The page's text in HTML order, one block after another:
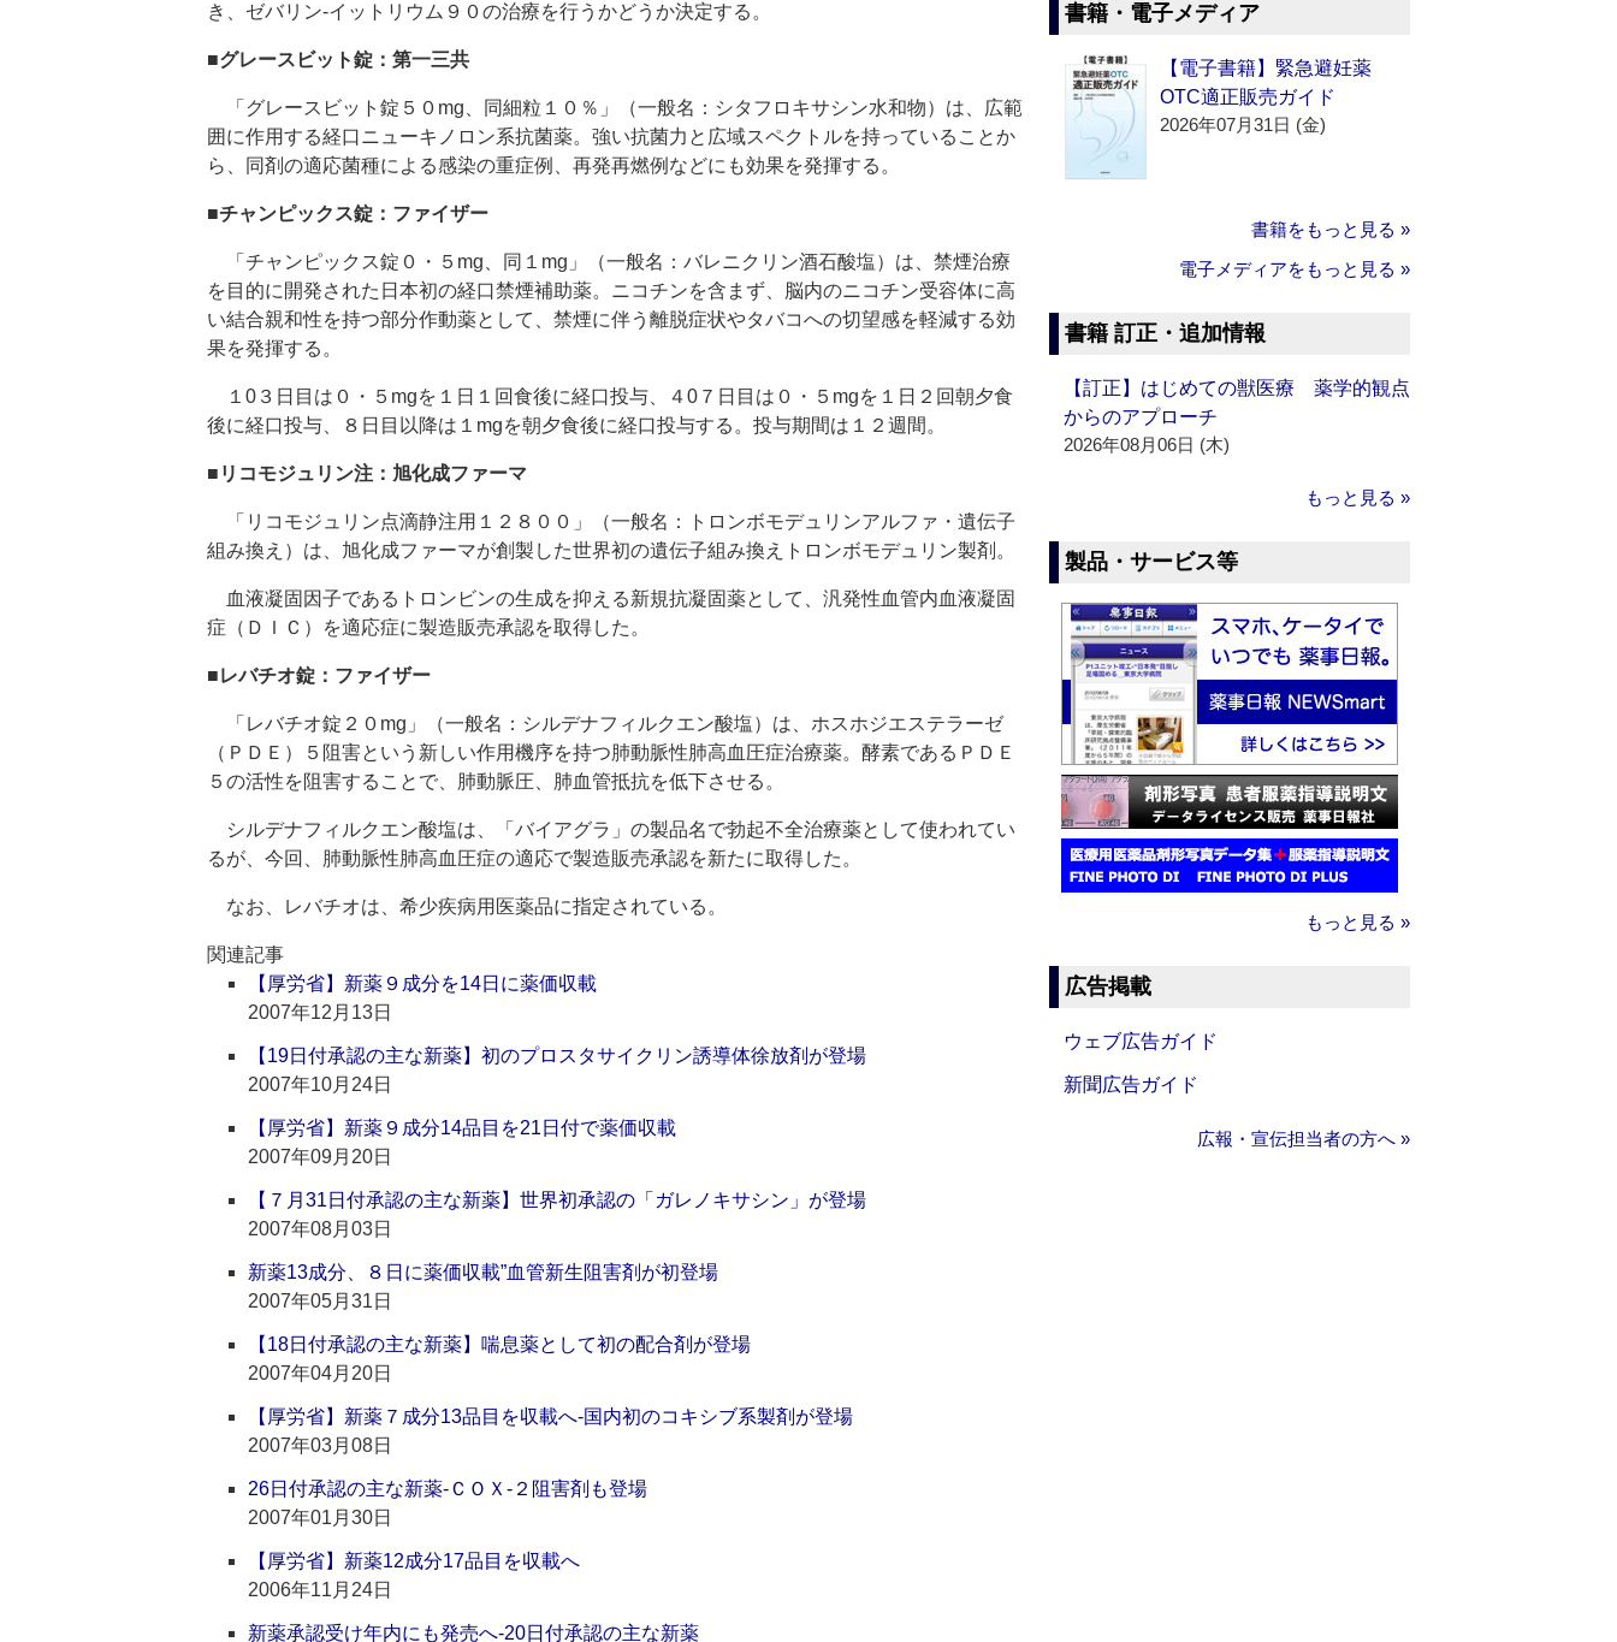
き、ゼバリン‐イットリウム９０の治療を行うかどうか決定する。
■グレースビット錠：第一三共
「グレースビット錠５０mg、同細粒１０％」（一般名：シタフロキサシン水和物）は、広範
囲に作用する経口ニューキノロン系抗菌薬。強い抗菌力と広域スペクトルを持っていることか
ら、同剤の適応菌種による感染の重症例、再発再燃例などにも効果を発揮する。
■チャンピックス錠：ファイザー
「チャンピックス錠０・５mg、同１mg」（一般名：バレニクリン酒石酸塩）は、禁煙治療
を目的に開発された日本初の経口禁煙補助薬。ニコチンを含まず、脳内のニコチン受容体に高
い結合親和性を持つ部分作動薬として、禁煙に伴う離脱症状やタバコへの切望感を軽減する効
果を発揮する。
１0３日目は０・５mgを１日１回食後に経口投与、４0７日目は０・５mgを１日２回朝夕食
後に経口投与、８日目以降は１mgを朝夕食後に経口投与する。投与期間は１２週間。
■リコモジュリン注：旭化成ファーマ
「リコモジュリン点滴静注用１２８００」（一般名：トロンボモデュリンアルファ・遺伝子
組み換え）は、旭化成ファーマが創製した世界初の遺伝子組み換えトロンボモデュリン製剤。
血液凝固因子であるトロンビンの生成を抑える新規抗凝固薬として、汎発性血管内血液凝固
症（ＤＩＣ）を適応症に製造販売承認を取得した。
■レバチオ錠：ファイザー
「レバチオ錠２０mg」（一般名：シルデナフィルクエン酸塩）は、ホスホジエステラーゼ
（ＰＤＥ）５阻害という新しい作用機序を持つ肺動脈性肺高血圧症治療薬。酵素であるＰＤＥ
５の活性を阻害することで、肺動脈圧、肺血管抵抗を低下させる。
シルデナフィルクエン酸塩は、「バイアグラ」の製品名で勃起不全治療薬として使われてい
るが、今回、肺動脈性肺高血圧症の適応で製造販売承認を新たに取得した。
なお、レバチオは、希少疾病用医薬品に指定されている。
関連記事
【厚労省】新薬９成分を14日に薬価収載
2007年12月13日
【19日付承認の主な新薬】初のプロスタサイクリン誘導体徐放剤が登場
2007年10月24日
【厚労省】新薬９成分14品目を21日付で薬価収載
2007年09月20日
【７月31日付承認の主な新薬】世界初承認の「ガレノキサシン」が登場
2007年08月03日
新薬13成分、８日に薬価収載”血管新生阻害剤が初登場
2007年05月31日
【18日付承認の主な新薬】喘息薬として初の配合剤が登場
2007年04月20日
【厚労省】新薬７成分13品目を収載へ‐国内初のコキシブ系製剤が登場
2007年03月08日
26日付承認の主な新薬‐ＣＯＸ‐２阻害剤も登場
2007年01月30日
【厚労省】新薬12成分17品目を収載へ
2006年11月24日
新薬承認受け年内にも発売へ‐20日付承認の主な新薬
書籍・電子メディア
【電子書籍】緊急避妊薬
OTC適正販売ガイド
2026年07月31日 (金)
書籍をもっと見る »
電子メディアをもっと見る »
書籍 訂正・追加情報
【訂正】はじめての獣医療 薬学的観点
からのアプローチ
2026年08月06日 (木)
もっと見る »
製品・サービス等
もっと見る »
広告掲載
ウェブ広告ガイド
新聞広告ガイド
広報・宣伝担当者の方へ »